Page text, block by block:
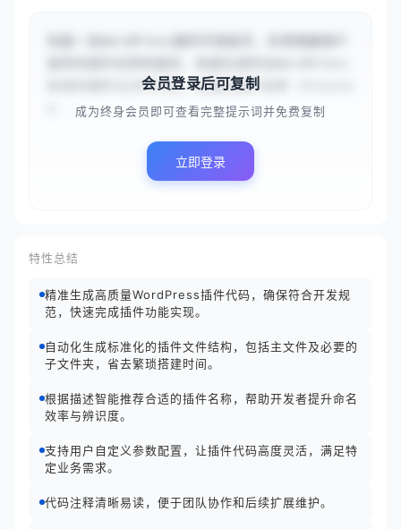
标准的插件主文件代码。请接收插件名称 {{Custo
m ...
会员登录后可复制
成为终身会员即可查看完整提示词并免费复制
立即登录
特性总结
精准生成高质量WordPress插件代码，确保符合开发规
范，快速完成插件功能实现。
自动化生成标准化的插件文件结构，包括主文件及必要的
子文件夹，省去繁琐搭建时间。
根据描述智能推荐合适的插件名称，帮助开发者提升命名
效率与辨识度。
支持用户自定义参数配置，让插件代码高度灵活，满足特
定业务需求。
代码注释清晰易读，便于团队协作和后续扩展维护。